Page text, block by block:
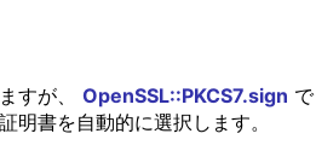
すが、 OpenSSL::PKCS7.sign で
書を自動的に選択します。